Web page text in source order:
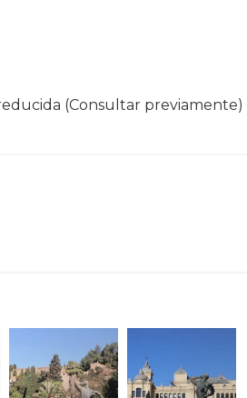
(Consultar previamente)